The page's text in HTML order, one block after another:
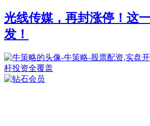
光线传媒，再封涨停！这
发！